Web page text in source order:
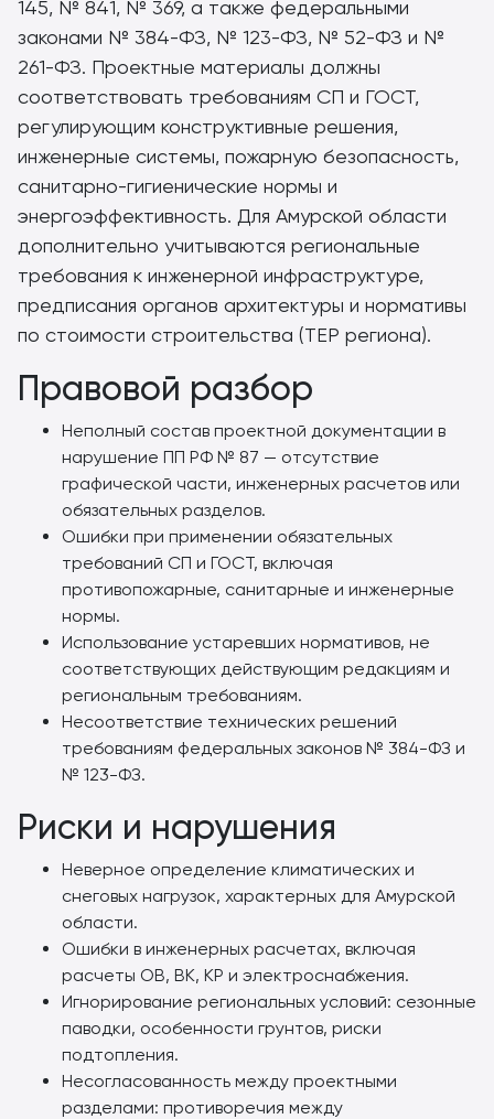
145, № 841, № 369, а также федеральными
законами № 384-ФЗ, № 123-ФЗ, № 52-ФЗ и №
261-ФЗ. Проектные материалы должны
соответствовать требованиям СП и ГОСТ,
регулирующим конструктивные решения,
инженерные системы, пожарную безопасность,
санитарно-гигиенические нормы и
энергоэффективность. Для Амурской области
дополнительно учитываются региональные
требования к инженерной инфраструктуре,
предписания органов архитектуры и нормативы
по стоимости строительства (ТЕР региона).
Правовой разбор
Неполный состав проектной документации в
нарушение ПП РФ № 87 — отсутствие
графической части, инженерных расчетов или
обязательных разделов.
Ошибки при применении обязательных
требований СП и ГОСТ, включая
противопожарные, санитарные и инженерные
нормы.
Использование устаревших нормативов, не
соответствующих действующим редакциям и
региональным требованиям.
Несоответствие технических решений
требованиям федеральных законов № 384-ФЗ и
№ 123-ФЗ.
Риски и нарушения
Неверное определение климатических и
снеговых нагрузок, характерных для Амурской
области.
Ошибки в инженерных расчетах, включая
расчеты ОВ, ВК, КР и электроснабжения.
Игнорирование региональных условий: сезонные
паводки, особенности грунтов, риски
подтопления.
Несогласованность между проектными
разделами: противоречия между